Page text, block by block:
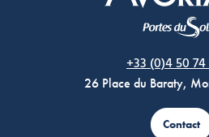
+33 (0)4 50 74
26 Place du Baraty,
Contact